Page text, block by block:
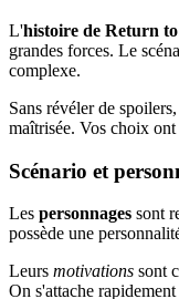
L'histoire de Return
grandes forces. Le
complexe.
Sans révéler de
maîtrisée. Vos choix ont
Scénario et
Les personnages sont
possède une
Leurs motivations sont
On s'attache rapidement